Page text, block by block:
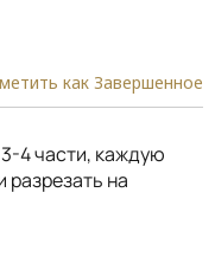
как Завершенное
4 части, каждую
разрезать на